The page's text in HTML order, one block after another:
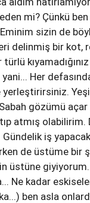
mi? Çünkü
sizin de
delinmiş bir kot,
Her
gözümü
atmış olabilirim.
iş
de üstüme bir
üstüne
Ne kadar
ben asla